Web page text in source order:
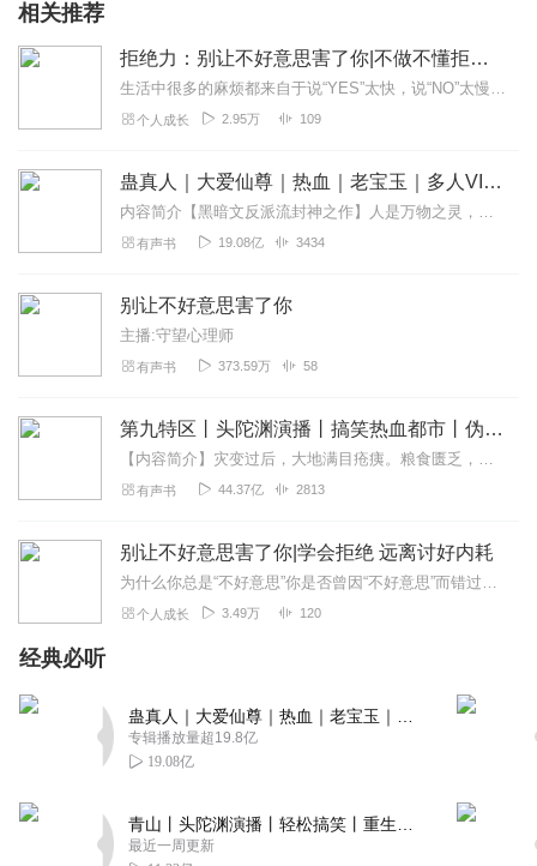
相关推荐
拒绝力：别让不好意思害了你|不做不懂拒绝的老好人
生活中很多的麻烦都来自于说“YES”太快，说“NO”太慢！拒绝是一种能力，早掌握，少痛苦！！你说“不”，没有对不起谁学会说“不”，学会拒绝写给内心善良却...
个人成长 2.95万 109
蛊真人｜大爱仙尊｜热血｜老宝玉｜多人VIP免费有声剧
内容简介【黑暗文反派流封神之作】人是万物之灵，蛊是天地真精。一个穿越者不断重生的故事。一个养蛊、炼蛊、用蛊的奇特世界。配音组（男角色）老宝玉旁白...
有声书 19.08亿 3434
别让不好意思害了你
主播:守望心理师
有声书 373.59万 58
第九特区丨头陀渊演播丨搞笑热血都市丨伪戒丨VIP免费多人有声剧
【内容简介】灾变过后，大地满目疮痍。粮食匮乏，资源紧俏，局势混乱……一位从待规划区杀出来的青年，背对着漫天黄沙，孤身来到九区谋生，却不曾想偶然结识三五好友，一念...
有声书 44.37亿 2813
别让不好意思害了你|学会拒绝 远离讨好内耗
为什么你总是“不好意思”你是否曾因“不好意思”而错过重要机会？“不好意思”的心理学奥秘，你了解多少？生活中大部分的麻烦来源于说“Yes”太快，说“No”太慢!抛...
个人成长 3.49万 120
经典必听
专辑播放量超19.8亿
19.08亿
最近一周更新